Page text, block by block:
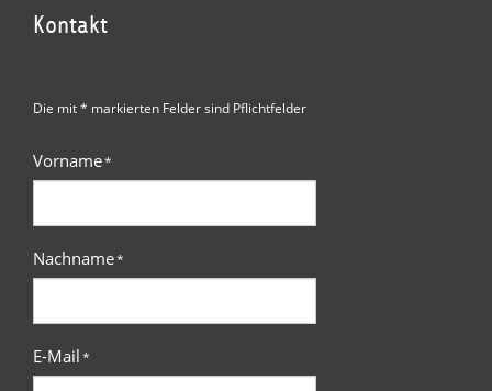
Kontakt
Die mit * markierten Felder sind Pflichtfelder
Vorname*
Nachname*
E-Mail*